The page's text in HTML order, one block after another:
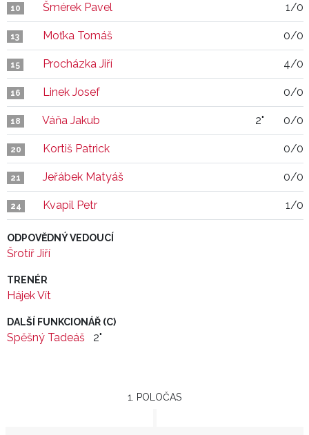
10 Šmérek Pavel 1/0
13 Moťka Tomáš 0/0
15 Procházka Jiří 4/0
16 Linek Josef 0/0
18 Váňa Jakub 2" 0/0
20 Kortiš Patrick 0/0
21 Jeřábek Matyáš 0/0
24 Kvapil Petr 1/0
ODPOVĚDNÝ VEDOUCÍ
Šrotíř Jiří
TRENÉR
Hájek Vít
DALŠÍ FUNKCIONÁŘ (C)
Spěšný Tadeáš 2"
1. POLOČAS